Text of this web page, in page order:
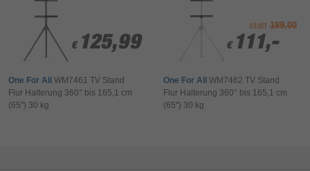
10-Jahres-Garantie
Langlebigkeit, weit über die gesetzliche Gewährleistung hinaus
Geprüfte Qualität
€ 125,99
€ 125,99
One For All WM7461 TV Stand
Flur Halterung 360° bis 165,1 cm
(65") 30 kg
statt189,00
€ 111,-
€ 111,-
One For All WM7462 TV Stand
Flur Halterung 360° bis 165,1 cm
(65") 30 kg